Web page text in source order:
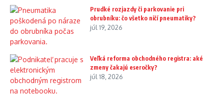
Prudké rozjazdy či parkovanie pri
obrubníku: čo všetko ničí pneumatiky?
júl 19, 2026
Veľká reforma obchodného registra: aké
zmeny čakajú eseročky?
júl 18, 2026